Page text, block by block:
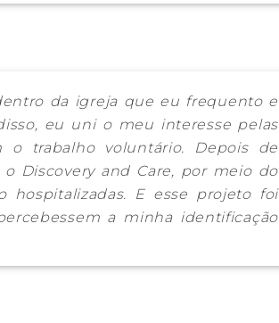
da igreja que eu frequento e
eu uni o meu interesse pelas
trabalho voluntário. Depois de
Discovery and Care, por meio do
hospitalizadas. E esse projeto foi
a minha identificação